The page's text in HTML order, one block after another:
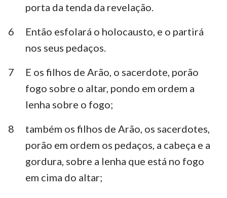
porta da tenda da revelação.
6
Então esfolará o holocausto, e o partirá
nos seus pedaços.
7
E os filhos de Arão, o sacerdote, porão
fogo sobre o altar, pondo em ordem a
lenha sobre o fogo;
8
também os filhos de Arão, os sacerdotes,
porão em ordem os pedaços, a cabeça e a
gordura, sobre a lenha que está no fogo
em cima do altar;